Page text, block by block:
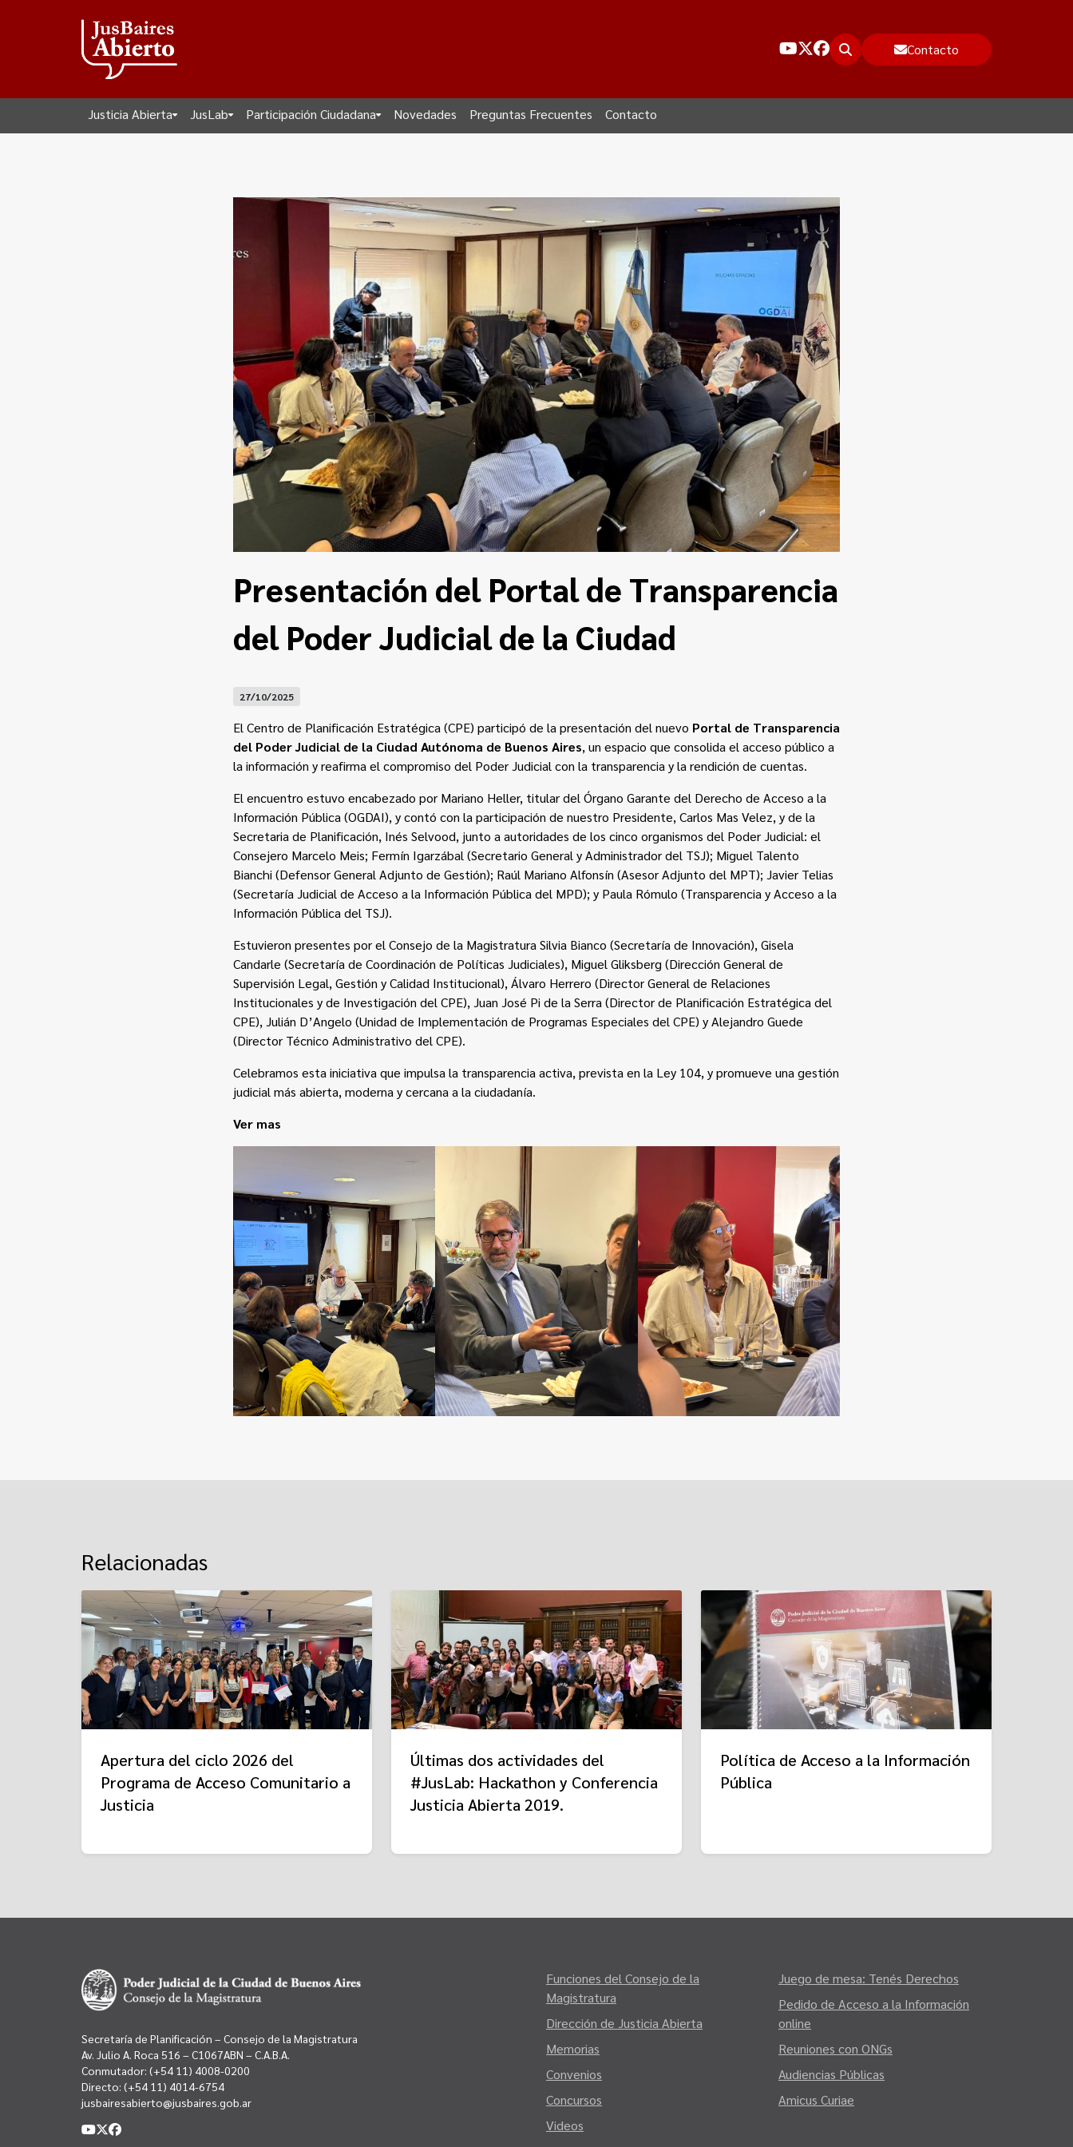
Contacto
Justicia Abierta JusLab Participación Ciudadana Novedades Preguntas Frecuentes Contacto
Presentación del Portal de Transparencia
del Poder Judicial de la Ciudad
27/10/2025
El Centro de Planificación Estratégica (CPE) participó de la presentación del nuevo Portal de Transparencia
del Poder Judicial de la Ciudad Autónoma de Buenos Aires, un espacio que consolida el acceso público a
la información y reafirma el compromiso del Poder Judicial con la transparencia y la rendición de cuentas.
El encuentro estuvo encabezado por Mariano Heller, titular del Órgano Garante del Derecho de Acceso a la
Información Pública (OGDAI), y contó con la participación de nuestro Presidente, Carlos Mas Velez, y de la
Secretaria de Planificación, Inés Selvood, junto a autoridades de los cinco organismos del Poder Judicial: el
Consejero Marcelo Meis; Fermín Igarzábal (Secretario General y Administrador del TSJ); Miguel Talento
Bianchi (Defensor General Adjunto de Gestión); Raúl Mariano Alfonsín (Asesor Adjunto del MPT); Javier Telias
(Secretaría Judicial de Acceso a la Información Pública del MPD); y Paula Rómulo (Transparencia y Acceso a la
Información Pública del TSJ).
Estuvieron presentes por el Consejo de la Magistratura Silvia Bianco (Secretaría de Innovación), Gisela
Candarle (Secretaría de Coordinación de Políticas Judiciales), Miguel Gliksberg (Dirección General de
Supervisión Legal, Gestión y Calidad Institucional), Álvaro Herrero (Director General de Relaciones
Institucionales y de Investigación del CPE), Juan José Pi de la Serra (Director de Planificación Estratégica del
CPE), Julián D’Angelo (Unidad de Implementación de Programas Especiales del CPE) y Alejandro Guede
(Director Técnico Administrativo del CPE).
Celebramos esta iniciativa que impulsa la transparencia activa, prevista en la Ley 104, y promueve una gestión
judicial más abierta, moderna y cercana a la ciudadanía.
Ver mas
Relacionadas
Apertura del ciclo 2026 del
Programa de Acceso Comunitario a
Justicia
Últimas dos actividades del
#JusLab: Hackathon y Conferencia
Justicia Abierta 2019.
Política de Acceso a la Información
Pública
Secretaría de Planificación – Consejo de la Magistratura
Av. Julio A. Roca 516 – C1067ABN – C.A.B.A.
Conmutador: (+54 11) 4008-0200
Directo: (+54 11) 4014-6754
jusbairesabierto@jusbaires.gob.ar
Funciones del Consejo de la
Magistratura
Dirección de Justicia Abierta
Memorias
Convenios
Concursos
Videos
Juego de mesa: Tenés Derechos
Pedido de Acceso a la Información
online
Reuniones con ONGs
Audiencias Públicas
Amicus Curiae